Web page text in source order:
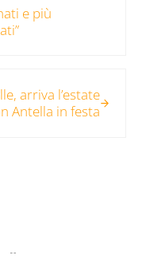
e più
arriva l’estate
Antella in festa